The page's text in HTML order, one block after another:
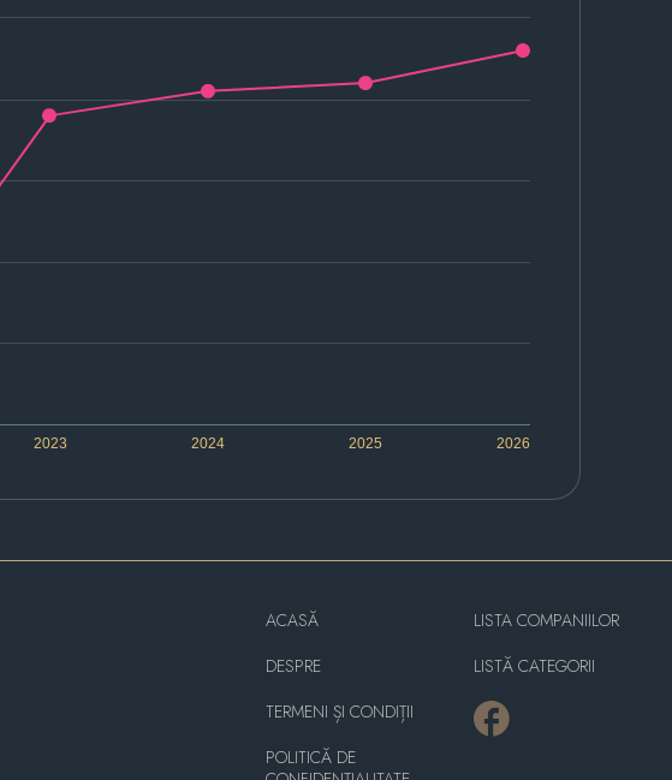
2023 2024 2025 2026
ACASĂ
DESPRE
TERMENI ȘI CONDIȚII
POLITICĂ DE
LISTA COMPANIILOR
LISTĂ CATEGORII